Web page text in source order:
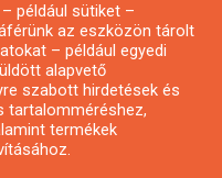
hírlevél
például sütiket –
az eszközön tárolt
– például egyedi
alapvető
szabott hirdetések és
tartalomméréshez,
termékek